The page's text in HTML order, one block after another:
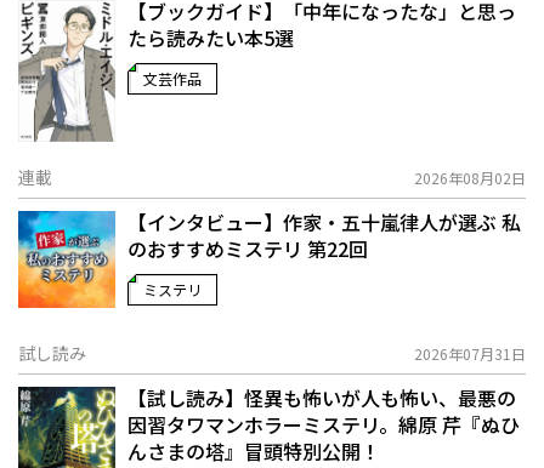
【ブックガイド】「中年になったな」と思っ
たら読みたい本5選
文芸作品
連載 2026年08月02日
【インタビュー】作家・五十嵐律人が選ぶ 私
のおすすめミステリ 第22回
ミステリ
試し読み 2026年07月31日
【試し読み】怪異も怖いが人も怖い、最悪の
因習タワマンホラーミステリ。綿原 芹『ぬひ
んさまの塔』冒頭特別公開！